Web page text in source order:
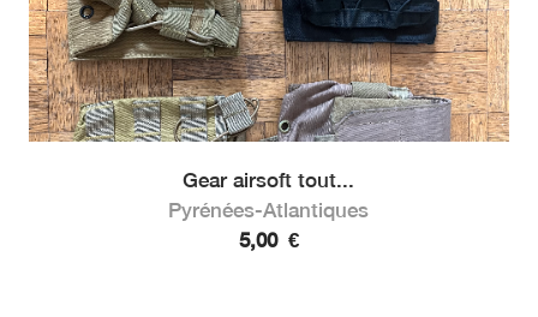
Gear airsoft tout...
Pyrénées-Atlantiques
5,00 €